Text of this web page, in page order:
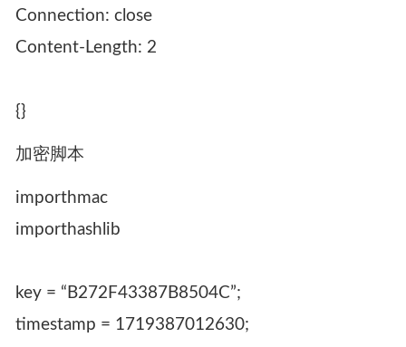
Connection: close
Content-Length: 2
{}
加密脚本
importhmac
importhashlib
key = “B272F43387B8504C”;
timestamp = 1719387012630;